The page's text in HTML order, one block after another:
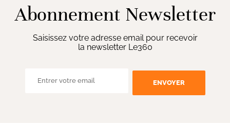
Abonnement Newsletter
Saisissez votre adresse email pour recevoir
la newsletter Le360
ENVOYER